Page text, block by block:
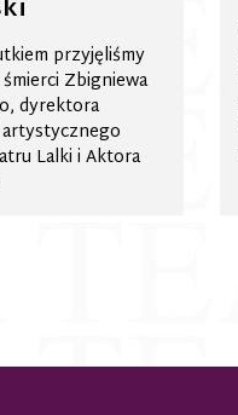
przyjęliśmy
Zbigniewa
dyrektora
Lalki i Aktora